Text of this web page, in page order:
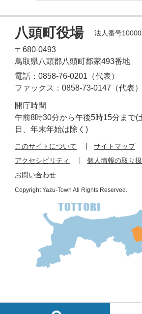
八頭町役場 法人番号
〒680-0493
鳥取県八頭郡八頭町郡家493番地
電話：0858-76-0201（代表）
ファックス：0858-73-0147（代表）
開庁時間
午前8時30分から午後5時15分まで(
日、年末年始は除く)
このサイトについて
サイトマップ
アクセシビリティ
個人情報の取り
お問い合わせ
Copyright Yazu-Town All Rights Reserved.